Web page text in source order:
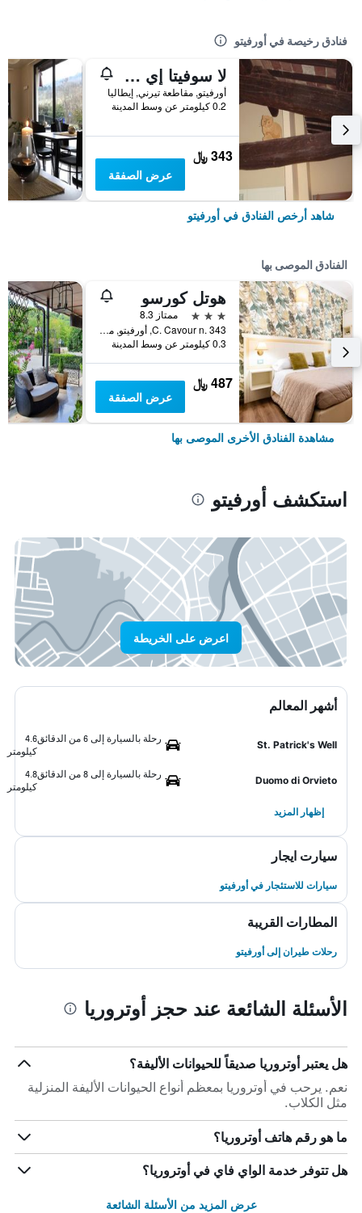
فنادق رخيصة في أورفيتو
لا سوفيتا إي لا توري أفيتاكاميري
أورفيتو, مقاطعة تيرني, إيطاليا
0.2 كيلومتر عن وسط المدينة
343 ﷼
عرض الصفقة
شاهد أرخص الفنادق في أورفيتو
الفنادق الموصى بها
هوتل كورسو
3 نجوم
ممتاز 8.3
C. Cavour n. 343, أورفيتو, مقاطعة تيرني, إيطاليا
0.3 كيلومتر عن وسط المدينة
487 ﷼
عرض الصفقة
مشاهدة الفنادق الأخرى الموصى بها
استكشف أورفيتو
اعرض على الخريطة
أشهر المعالم
St. Patrick's Well
رحلة بالسيارة إلى 6 من الدقائق
4.6
كيلومتر
Duomo di Orvieto
رحلة بالسيارة إلى 8 من الدقائق
4.8
كيلومتر
إظهار المزيد
سيارت ايجار
سيارات للاستئجار في أورفيتو
المطارات القريبة
رحلات طيران إلى أورفيتو
الأسئلة الشائعة عند حجز أوتروريا
هل يعتبر أوتروريا صديقاً للحيوانات الأليفة؟
نعم. يرحب في أوتروريا بمعظم أنواع الحيوانات الأليفة المنزلية
مثل الكلاب.
ما هو رقم هاتف أوتروريا؟
هل تتوفر خدمة الواي فاي في أوتروريا؟
عرض المزيد من الأسئلة الشائعة